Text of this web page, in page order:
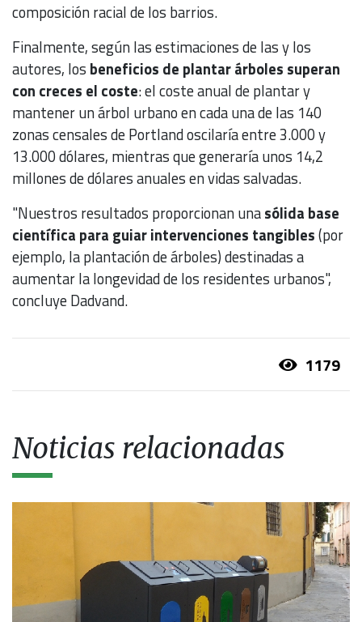
composición racial de los barrios.
Finalmente, según las estimaciones de las y los
autores, los beneficios de plantar árboles superan
con creces el coste: el coste anual de plantar y
mantener un árbol urbano en cada una de las 140
zonas censales de Portland oscilaría entre 3.000 y
13.000 dólares, mientras que generaría unos 14,2
millones de dólares anuales en vidas salvadas.
"Nuestros resultados proporcionan unasólida base
científica para guiar intervenciones tangibles(por
ejemplo, la plantación de árboles) destinadas a
aumentar la longevidad de los residentes urbanos",
concluye Dadvand.
1179
Noticias relacionadas